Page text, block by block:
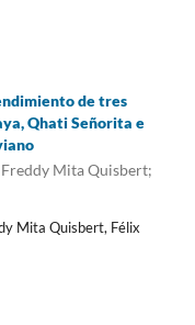
de tres
Qhati Señorita e
Mita Quisbert;
Mita Quisbert, Félix